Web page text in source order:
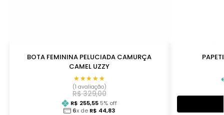
BOTA FEMININA PELUCIADA CAMURÇA
CAMEL UZZY
R$329,00
★★★★★
★★★★★
(1 avaliação)
R$ 255,55 5% off
6x de R$ 44,83